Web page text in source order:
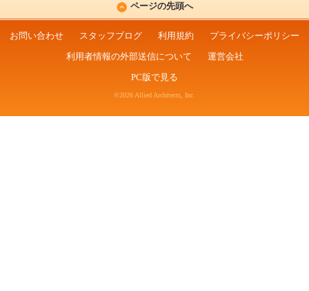
ページの先頭へ
お問い合わせ スタッフブログ 利用規約
プライバシーポリシー
利用者情報の外部送信について
運営会社
PC版で見る
©2026 Allied Architects, Inc.